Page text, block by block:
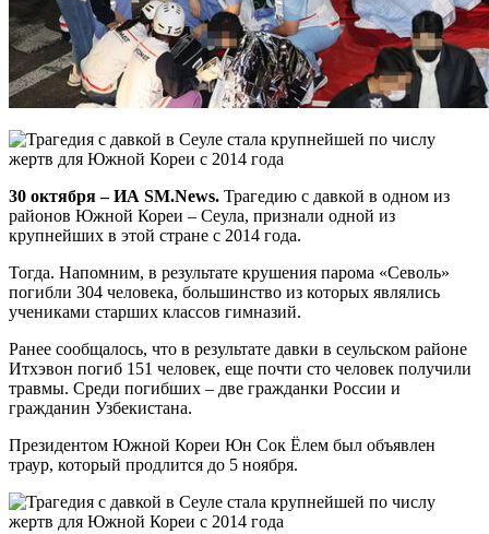
30 октября – ИА SM.News. Трагедию с давкой в одном из
районов Южной Кореи – Сеула, признали одной из
крупнейших в этой стране с 2014 года.
Тогда. Напомним, в результате крушения парома «Севоль»
погибли 304 человека, большинство из которых являлись
учениками старших классов гимназий.
Ранее сообщалось, что в результате давки в сеульском районе
Итхэвон погиб 151 человек, еще почти сто человек получили
травмы. Среди погибших – две гражданки России и
гражданин Узбекистана.
Президентом Южной Кореи Юн Сок Ёлем был объявлен
траур, который продлится до 5 ноября.